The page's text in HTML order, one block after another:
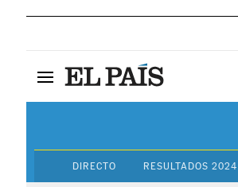
DIRECTO RESULTADOS 2024